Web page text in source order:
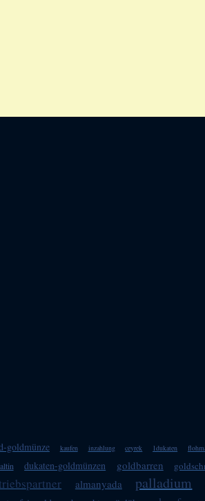
goldmünze kaufen inzahlung ceyrek 1dukaten
altin dukaten-goldmünzen goldbarren
almanyada palladium